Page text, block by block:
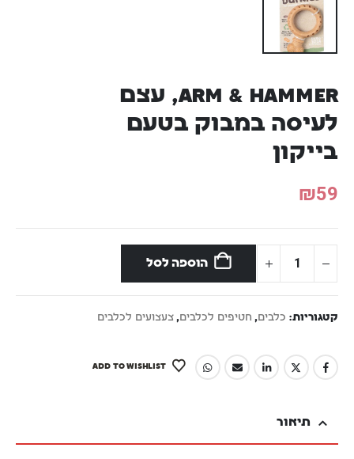
Arm & Hammer, עצם
לעיסה במבוק בטעם
בייקון
₪59
הוספה לסל
קטגוריות: כלבים, חטיפים לכלבים, צעצועים לכלבים
ADD TO WISHLIST
תיאור